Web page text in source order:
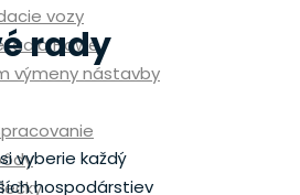
vozy
Hawe
výmeny nástavby
rady
vyberie každý
hospodárstiev